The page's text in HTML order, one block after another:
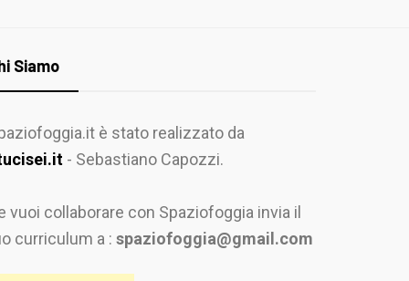
Siamo
è stato realizzato da
- Sebastiano Capozzi.
vuoi collaborare con Spaziofoggia invia il
curriculum a : spaziofoggia@gmail.com